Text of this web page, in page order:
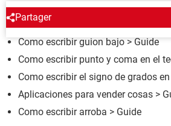
Partager
ALREDEDOR DEL MISMO TEMA
Como escribir guion bajo > Guide
Como escribir punto y coma en el
Como escribir el signo de grados
Aplicaciones para vender cosas >
Como escribir arroba > Guide